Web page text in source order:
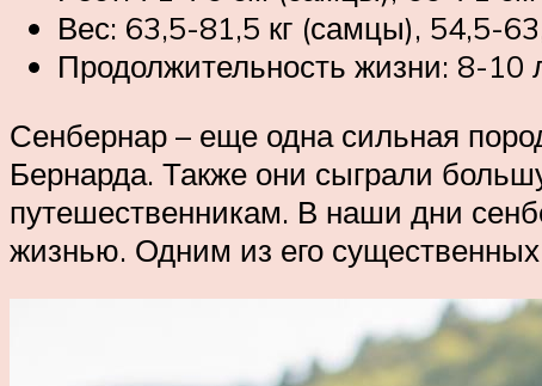
Вес: 63,5-81,5 кг (самцы), 54,5-
Продолжительность жизни: 8-10
Сенбернар – еще одна сильная
Бернарда. Также они сыграли
путешественникам. В наши дни
жизнью. Одним из его